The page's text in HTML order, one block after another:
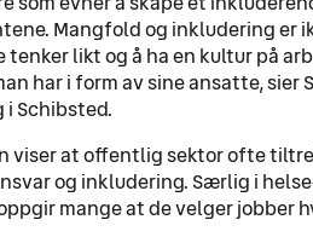
Mangfold og inkludering er
tenker likt og å ha en kultur på
har i form av sine ansatte, sier
i Schibsted​.
viser at offentlig sektor ofte
og inkludering. Særlig i
mange at de velger jobber